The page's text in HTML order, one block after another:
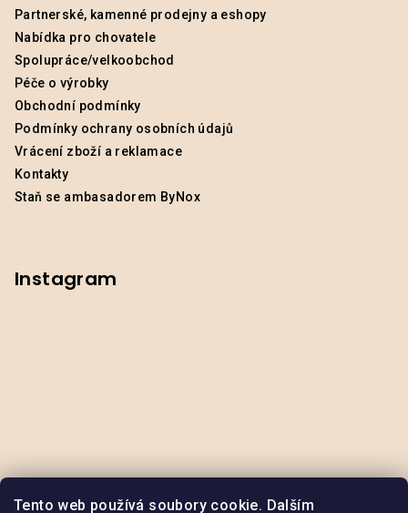
Tento web používá soubory cookie. Dalším
Partnerské, kamenné prodejny a eshopy
Nabídka pro chovatele
Spolupráce/velkoobchod
Péče o výrobky
Obchodní podmínky
Podmínky ochrany osobních údajů
Vrácení zboží a reklamace
Kontakty
Staň se ambasadorem ByNox
Instagram